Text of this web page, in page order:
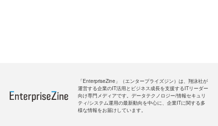
「EnterpriseZine」（エンタープライズジン）は、翔泳社が
運営する企業のIT活用とビジネス成長を支援するITリーダー
向け専門メディアです。データテクノロジー/情報セキュリ
ティ/システム運用の最新動向を中心に、企業ITに関する多
様な情報をお届けしています。